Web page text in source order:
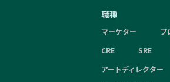
職種
マーケター プ
CRE
SRE
アートディレクター